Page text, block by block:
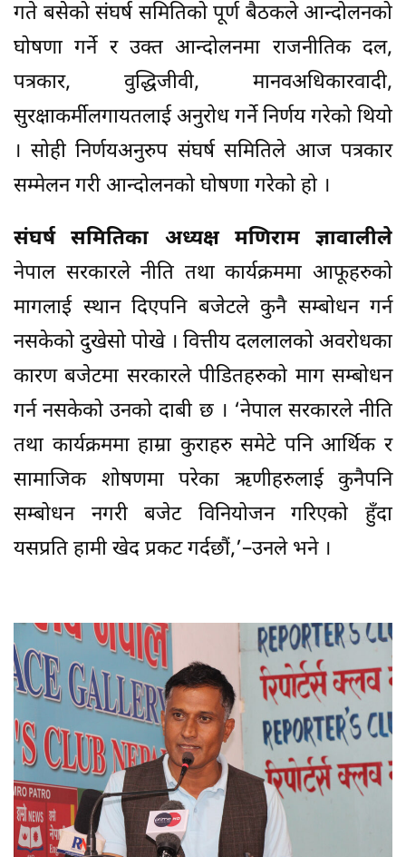
गते बसेको संघर्ष समितिको पूर्ण बैठकले आन्दोलनको
घोषणा गर्ने र उक्त आन्दोलनमा राजनीतिक दल,
पत्रकार, वुद्धिजीवी, मानवअधिकारवादी,
सुरक्षाकर्मीलगायतलाई अनुरोध गर्ने निर्णय गरेको थियो
। सोही निर्णयअनुरुप संघर्ष समितिले आज पत्रकार
सम्मेलन गरी आन्दोलनको घोषणा गरेको हो ।
संघर्ष समितिका अध्यक्ष मणिराम ज्ञावालीले
नेपाल सरकारले नीति तथा कार्यक्रममा आफूहरुको
मागलाई स्थान दिएपनि बजेटले कुनै सम्बोधन गर्न
नसकेको दुखेसो पोखे । वित्तीय दललालको अवरोधका
कारण बजेटमा सरकारले पीडितहरुको माग सम्बोधन
गर्न नसकेको उनको दाबी छ । ‘नेपाल सरकारले नीति
तथा कार्यक्रममा हाम्रा कुराहरु समेटे पनि आर्थिक र
सामाजिक शोषणमा परेका ऋणीहरुलाई कुनैपनि
सम्बोधन नगरी बजेट विनियोजन गरिएको हुँदा
यसप्रति हामी खेद प्रकट गर्दछौं,’–उनले भने ।